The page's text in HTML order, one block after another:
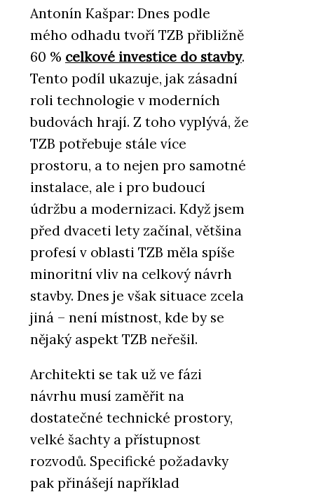
Antonín Kašpar: Dnes podle
mého odhadu tvoří TZB přibližně
60 % celkové investice do stavby.
Tento podíl ukazuje, jak zásadní
roli technologie v moderních
budovách hrají. Z toho vyplývá, že
TZB potřebuje stále více
prostoru, a to nejen pro samotné
instalace, ale i pro budoucí
údržbu a modernizaci. Když jsem
před dvaceti lety začínal, většina
profesí v oblasti TZB měla spíše
minoritní vliv na celkový návrh
stavby. Dnes je však situace zcela
jiná – není místnost, kde by se
nějaký aspekt TZB neřešil.
Architekti se tak už ve fázi
návrhu musí zaměřit na
dostatečné technické prostory,
velké šachty a přístupnost
rozvodů. Specifické požadavky
pak přinášejí například